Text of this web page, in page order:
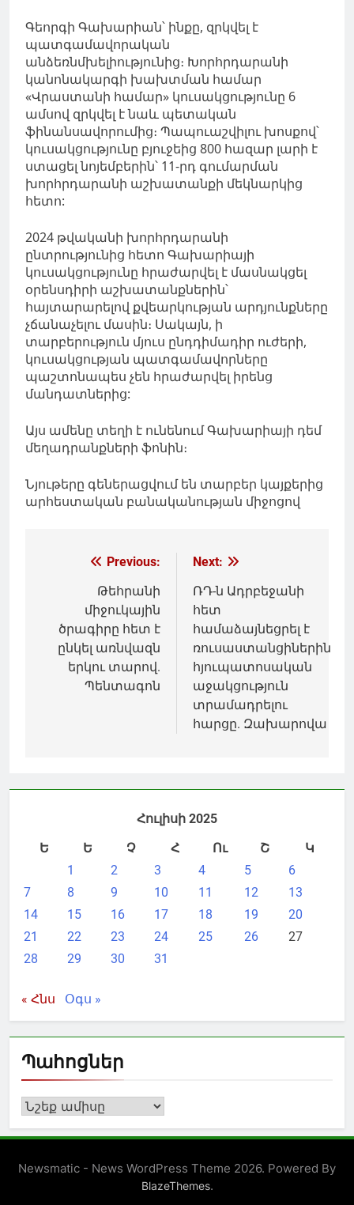
Գեորգի Գախարիան՝ ինքը, զրկվել է
պատգամավորական
անձեռնմխելիությունից։ Խորհրդարանի
կանոնակարգի խախտման համար
«Վրաստանի համար» կուսակցությունը 6
ամսով զրկվել է նաև պետական ​​
ֆինանսավորումից։ Պապուաշվիլու խոսքով՝
կուսակցությունը բյուջեից 800 հազար լարի է
ստացել նոյեմբերին՝ 11-րդ գումարման
խորհրդարանի աշխատանքի մեկնարկից
հետո:
2024 թվականի խորհրդարանի
ընտրությունից հետո Գախարիայի
կուսակցությունը հրաժարվել է մասնակցել
օրենսդիրի աշխատանքներին՝
հայտարարելով քվեարկության արդյունքները
չճանաչելու մասին։ Սակայն, ի
տարբերություն մյուս ընդդիմադիր ուժերի,
կուսակցության պատգամավորները
պաշտոնապես չեն հրաժարվել իրենց
մանդատներից:
Այս ամենը տեղի է ունենում Գախարիայի դեմ
մեղադրանքների ֆոնին։
Նյութերը գեներացվում են տարբեր կայքերից
արհեստական բանականության միջոցով
Գրառումների
նավարկումը
Previous:
Թեհրանի
միջուկային
ծրագիրը հետ է
ընկել առնվազն
երկու տարով.
Պենտագոն
Next:
ՌԴ-ն Ադրբեջանի
հետ
համաձայնեցրել է
ռուսաստանցիներին
հյուպատոսական
աջակցություն
տրամադրելու
հարցը. Զախարովա
Հուլիսի 2025
Ե
Ե Չ Հ Ու Շ
Կ
1
2 3 4 5
6
7
8 9 10 11 12
13
14
15 16 17 18 19
20
21
22 23 24 25 26
27
28
29 30 31
« Հնս Օգս »
Պահոցներ
Պահոցներ
Newsmatic - News WordPress Theme 2026. Powered By
BlazeThemes.